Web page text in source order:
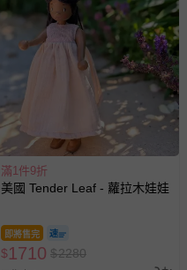
滿1件9折
美國 Tender Leaf - 蘿拉木娃娃
即將售完
$1710 $2280